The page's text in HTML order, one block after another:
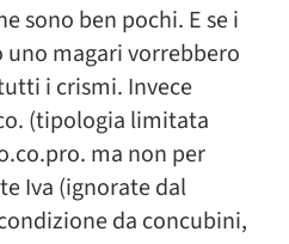
sono ben pochi. E se i
magari vorrebbero
i crismi. Invece
(tipologia limitata
ma non per
Iva (ignorate dal
da concubini,